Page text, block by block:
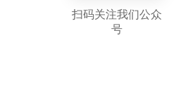
扫码关注我们公众
号